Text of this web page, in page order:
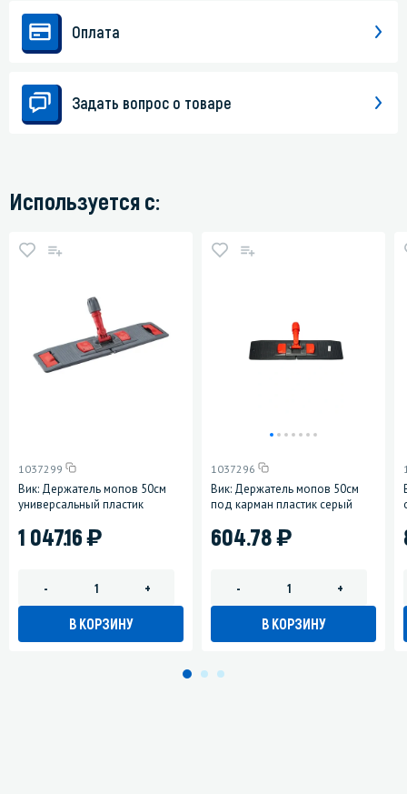
Оплата
Задать вопрос о товаре
Используется с:
1037299
Вик: Держатель мопов 50см
универсальный пластик
1 047.16)
- +
В КОРЗИНУ
1037296
Вик: Держатель мопов 50см
под карман пластик серый
604.78)
- +
В КОРЗИНУ